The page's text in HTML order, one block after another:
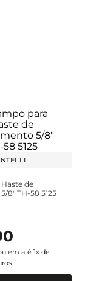
de
8" TH-58 5125
em até 1x de